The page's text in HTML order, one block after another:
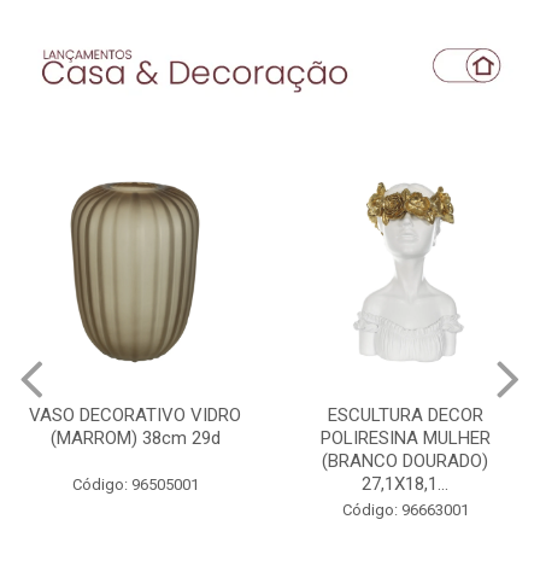
VASO DECORATIVO VIDRO
(MARROM) 38cm 29d
Código: 96505001
ESCULTURA DECOR
POLIRESINA MULHER
(BRANCO DOURADO)
27,1X18,1...
Código: 96663001